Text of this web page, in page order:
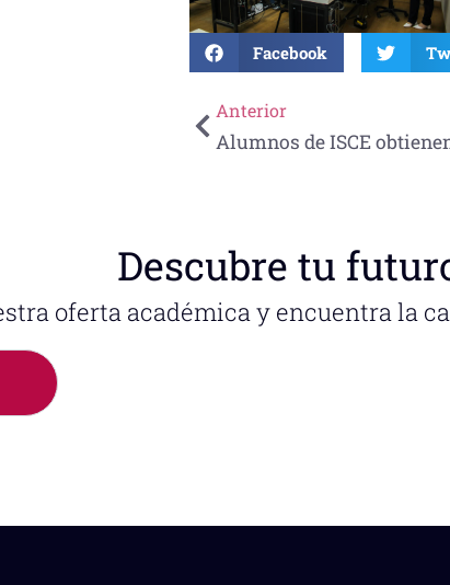
Facebook
Anterior
Descubre tu
oferta académica y encuentra la